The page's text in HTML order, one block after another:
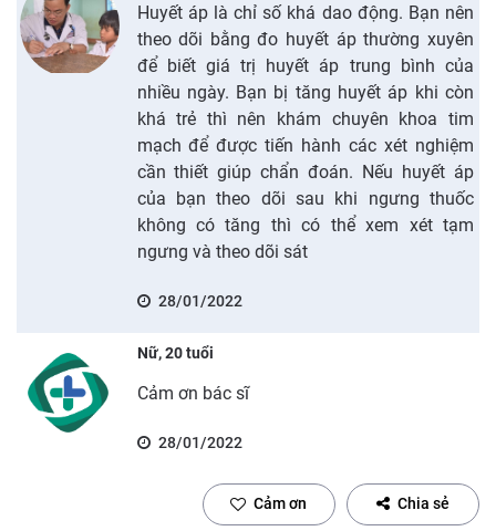
Huyết áp là chỉ số khá dao động. Bạn nên
theo dõi bằng đo huyết áp thường xuyên
để biết giá trị huyết áp trung bình của
nhiều ngày. Bạn bị tăng huyết áp khi còn
khá trẻ thì nên khám chuyên khoa tim
mạch để được tiến hành các xét nghiệm
cần thiết giúp chẩn đoán. Nếu huyết áp
của bạn theo dõi sau khi ngưng thuốc
không có tăng thì có thể xem xét tạm
ngưng và theo dõi sát
28/01/2022
Nữ, 20 tuổi
Cảm ơn bác sĩ
28/01/2022
Cảm ơn Chia sẻ